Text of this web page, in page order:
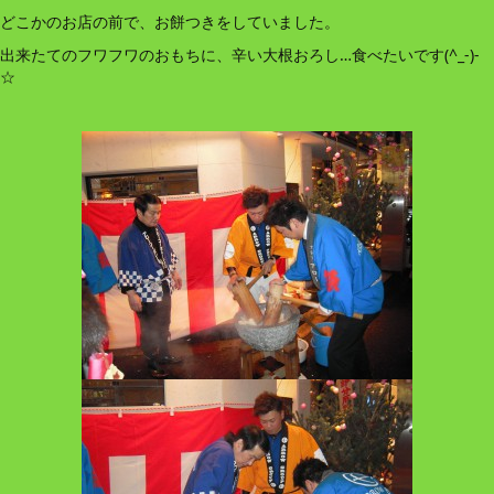
どこかのお店の前で、お餅つきをしていました。
出来たてのフワフワのおもちに、辛い大根おろし…食べたいです(^_-)-
☆